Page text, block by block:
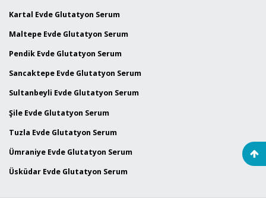
Kartal Evde Glutatyon Serum
Maltepe Evde Glutatyon Serum
Pendik Evde Glutatyon Serum
Sancaktepe Evde Glutatyon Serum
Sultanbeyli Evde Glutatyon Serum
Şile Evde Glutatyon Serum
Tuzla Evde Glutatyon Serum
Ümraniye Evde Glutatyon Serum
Üsküdar Evde Glutatyon Serum